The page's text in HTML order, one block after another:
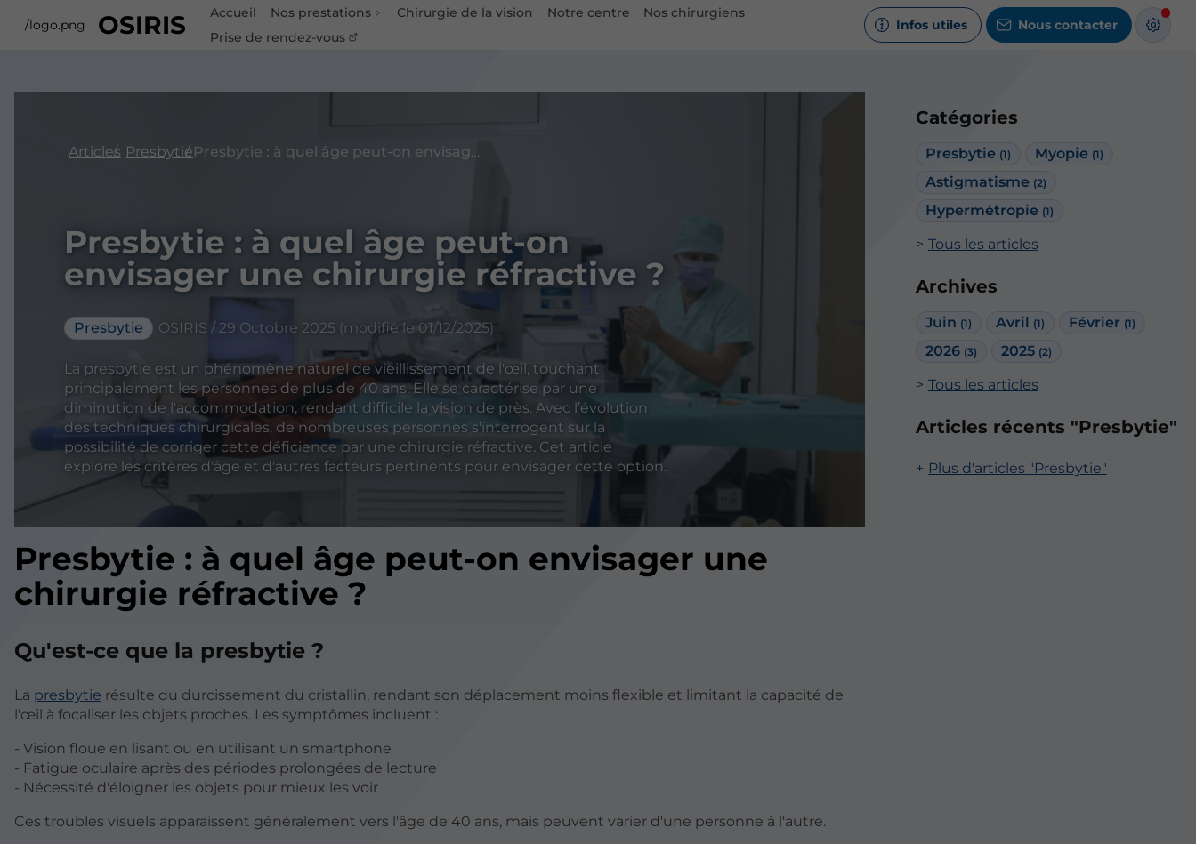
/logo.png OSIRIS Accueil Nos prestations Chirurgie de la vision Notre centre
Nos chirurgiens
Prise de rendez-vous
Infos utiles Nous contacter
Catégories
Presbytie (1) Myopie (1)
Astigmatisme (2)
Hypermétropie (1)
Tous les articles
Archives
Juin (1) Avril (1) Février (1)
2026 (3) 2025 (2)
Tous les articles
Articles récents "Presbytie"
Plus d'articles "Presbytie"
Articles Presbytie Presbytie : à quel âge peut-on envisager une chirurgie réfractive ?
Presbytie : à quel âge peut-on
envisager une chirurgie réfractive ?
Presbytie OSIRIS / 29 Octobre 2025 (modifié le 01/12/2025)
La presbytie est un phénomène naturel de vieillissement de l'œil, touchant
principalement les personnes de plus de 40 ans. Elle se caractérise par une
diminution de l'accommodation, rendant difficile la vision de près. Avec l’évolution
des techniques chirurgicales, de nombreuses personnes s'interrogent sur la
possibilité de corriger cette déficience par une chirurgie réfractive. Cet article
explore les critères d'âge et d'autres facteurs pertinents pour envisager cette option.
Presbytie : à quel âge peut-on envisager une
chirurgie réfractive ?
Qu'est-ce que la presbytie ?
La presbytie résulte du durcissement du cristallin, rendant son déplacement moins flexible et limitant la capacité de
l'œil à focaliser les objets proches. Les symptômes incluent :
- Vision floue en lisant ou en utilisant un smartphone
- Fatigue oculaire après des périodes prolongées de lecture
- Nécessité d'éloigner les objets pour mieux les voir
Ces troubles visuels apparaissent généralement vers l'âge de 40 ans, mais peuvent varier d'une personne à l'autre.